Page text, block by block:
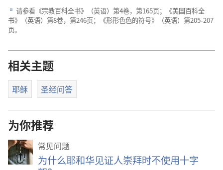
d 请参看《宗教百科全书》（英语）第4卷，第165页；《美国百科全
书》（英语）第8卷，第246页；《形形色色的符号》（英语）第205-207
页。
相关主题
耶稣 圣经问答
为你推荐
常见问题
为什么耶和华见证人崇拜时不使用十字